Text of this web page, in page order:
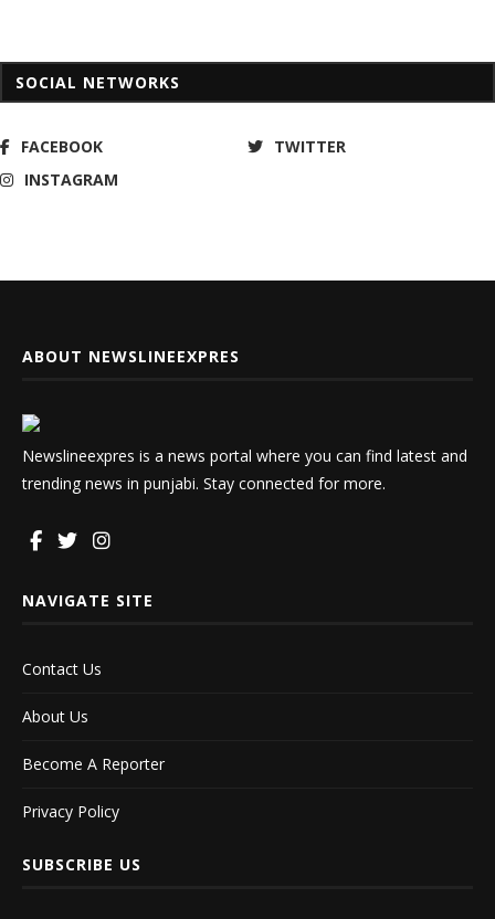
SOCIAL NETWORKS
FACEBOOK
TWITTER
INSTAGRAM
ABOUT NEWSLINEEXPRES
Newslineexpres is a news portal where you can find latest and
trending news in punjabi. Stay connected for more.
NAVIGATE SITE
Contact Us
About Us
Become A Reporter
Privacy Policy
SUBSCRIBE US